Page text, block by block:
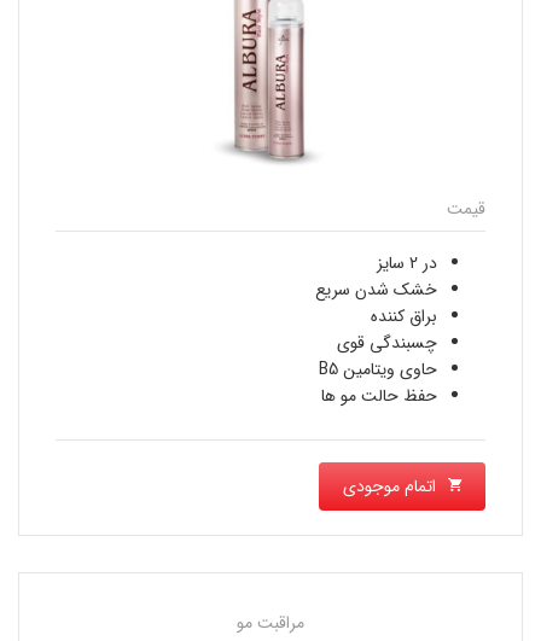
قیمت
در 2 سایز
خشک شدن سریع
براق کننده
چسبندگی قوی
حاوی ویتامین B5
حفظ حالت مو ها
اتمام موجودی
مراقبت مو